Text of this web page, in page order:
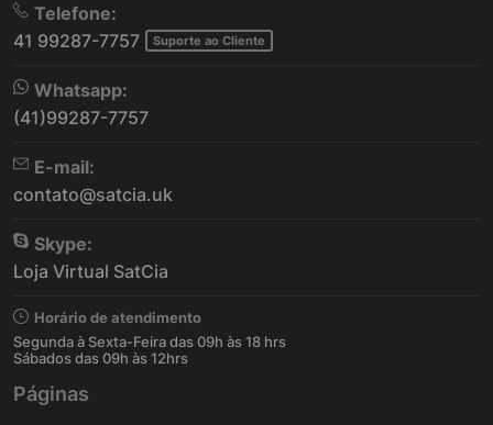
Telefone:
41 99287-7757
Suporte ao Cliente
Whatsapp:
(41)99287-7757
E-mail:
contato@satcia.uk
Skype:
Loja Virtual SatCia
Horário de atendimento
Segunda à Sexta-Feira das 09h às 18 hrs
Sábados das 09h às 12hrs
Páginas